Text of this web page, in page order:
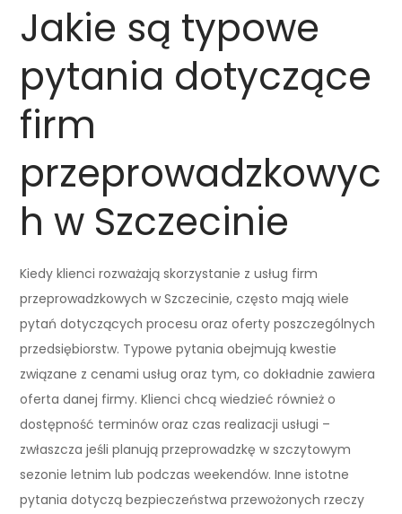
Jakie są typowe
pytania dotyczące
firm
przeprowadzkowyc
h w Szczecinie
Kiedy klienci rozważają skorzystanie z usług firm
przeprowadzkowych w Szczecinie, często mają wiele
pytań dotyczących procesu oraz oferty poszczególnych
przedsiębiorstw. Typowe pytania obejmują kwestie
związane z cenami usług oraz tym, co dokładnie zawiera
oferta danej firmy. Klienci chcą wiedzieć również o
dostępność terminów oraz czas realizacji usługi –
zwłaszcza jeśli planują przeprowadzkę w szczytowym
sezonie letnim lub podczas weekendów. Inne istotne
pytania dotyczą bezpieczeństwa przewożonych rzeczy